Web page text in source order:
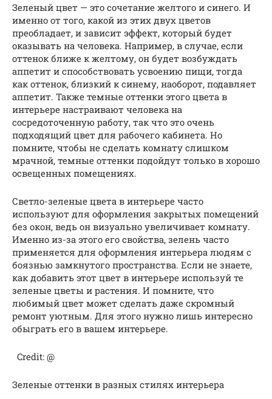
Зеленый цвет — это сочетание желтого и синего. И
именно от того, какой из этих двух цветов
преобладает, и зависит эффект, который будет
оказывать на человека. Например, в случае, если
оттенок ближе к желтому, он будет возбуждать
аппетит и способствовать усвоению пищи, тогда
как оттенок, близкий к синему, наоборот, подавляет
аппетит. Также темные оттенки этого цвета в
интерьере настраивают человека на
сосредоточенную работу, так что это очень
подходящий цвет для рабочего кабинета. Но
помните, чтобы не сделать комнату слишком
мрачной, темные оттенки подойдут только в хорошо
освещенных помещениях.
Светло-зеленые цвета в интерьере часто
используют для оформления закрытых помещений
без окон, ведь он визуально увеличивает комнату.
Именно из-за этого его свойства, зелень часто
применяется для оформления интерьера людям с
боязнью замкнутого пространства. Если не знаете,
как добавить этот цвет в интерьере используй те
зеленые цветы и растения. И помните, что
любимый цвет может сделать даже скромный
ремонт уютным. Для этого нужно лишь интересно
обыграть его в вашем интерьере.
Credit: @
Зеленые оттенки в разных стилях интерьера